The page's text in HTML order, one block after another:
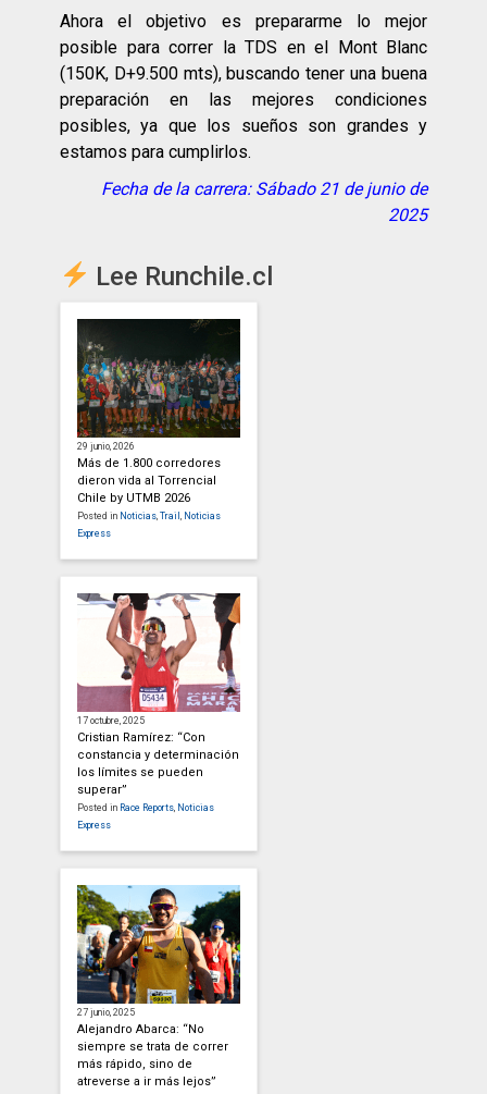
Ahora el objetivo es prepararme lo mejor
posible para correr la TDS en el Mont Blanc
(150K, D+9.500 mts), buscando tener una buena
preparación en las mejores condiciones
posibles, ya que los sueños son grandes y
estamos para cumplirlos.
Fecha de la carrera: Sábado 21 de junio de
2025
Lee Runchile.cl
29 junio, 2026
Más de 1.800 corredores
dieron vida al Torrencial
Chile by UTMB 2026
Posted in Noticias, Trail , Noticias
Express
17 octubre, 2025
Cristian Ramírez: “Con
constancia y determinación
los límites se pueden
superar”
Posted in Race Reports, Noticias
Express
27 junio, 2025
Alejandro Abarca: “No
siempre se trata de correr
más rápido, sino de
atreverse a ir más lejos”